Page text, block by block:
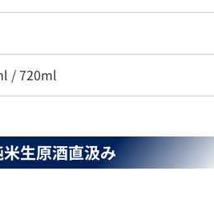
/ 720ml
生原酒直汲み